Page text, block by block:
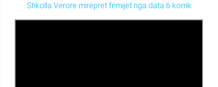
Shkolla Verore mirëpret fëmijët nga data 6 korrik